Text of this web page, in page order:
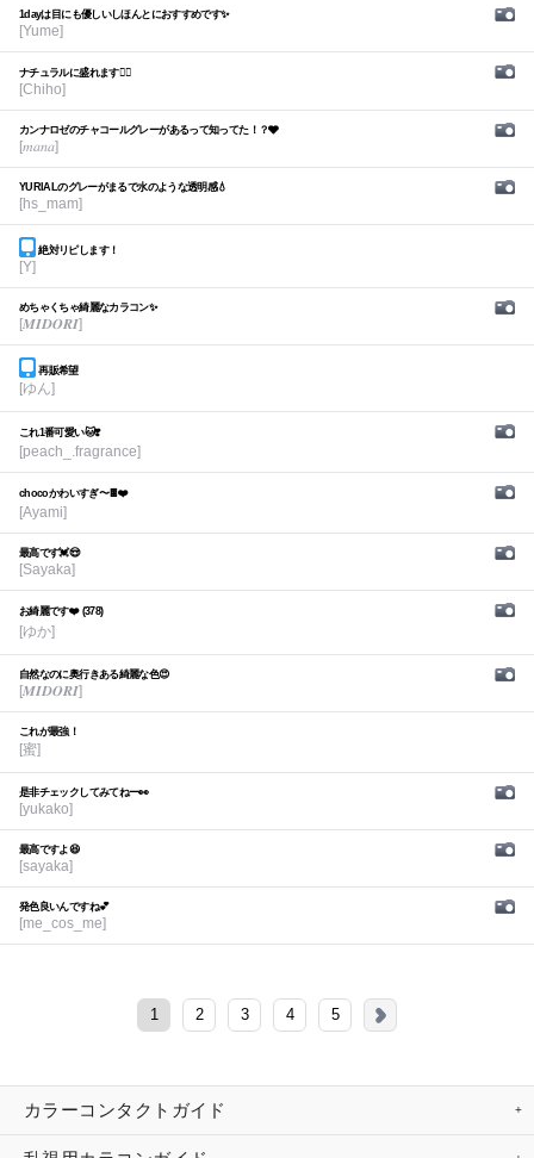
1dayは目にも優しいしほんとにおすすめです✨
[Yume]
ナチュラルに盛れます🙆‍♀️
[Chiho]
カンナロゼのチャコールグレーがあるって知ってた！？🩶
[𝑚𝑎𝑛𝑎]
YURIALのグレーがまるで水のような透明感💧
[hs_mam]
絶対リピします！
[Y]
めちゃくちゃ綺麗なカラコン✨
[𝑴𝑰𝑫𝑶𝑹𝑰]
再販希望
[ゆん]
これ1番可愛い🐱❣️
[peach_.fragrance]
chocoかわいすぎ〜🍫❤️
[Ayami]
最高です💓😍
[Sayaka]
お綺麗です❤️ (378)
[ゆか]
自然なのに奥行きある綺麗な色😍
[𝑴𝑰𝑫𝑶𝑹𝑰]
これが最強！
[蜜]
是非チェックしてみてねー👀
[yukako]
最高ですよ😆
[sayaka]
発色良いんですね💕︎
[me_cos_me]
1 2 3 4 5
カラーコンタクトガイド